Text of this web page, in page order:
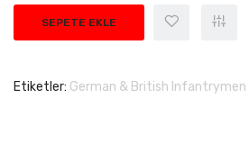
SEPETE EKLE
Etiketler: German & British Infantrymen